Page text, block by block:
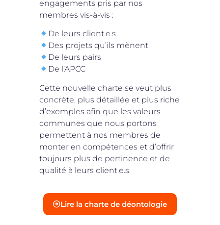
engagements pris par nos
membres vis-à-vis :
De leurs client.e.s
Des projets qu’ils mènent
De leurs pairs
De l’APCC
Cette nouvelle charte se veut plus
concrète, plus détaillée et plus riche
d’exemples afin que les valeurs
communes que nous portons
permettent à nos membres de
monter en compétences et d’offrir
toujours plus de pertinence et de
qualité à leurs client.e.s.
Lire la charte de déontologie